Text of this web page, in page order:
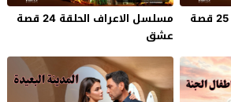
مسلسل الاعراف الحلقة 25 قصة
مسلسل الاعراف الحلقة 24 قصة
عشق